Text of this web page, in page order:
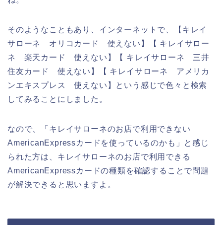
そのようなこともあり、インターネットで、【キレイ
サローネ オリコカード 使えない】【 キレイサロー
ネ 楽天カード 使えない】【 キレイサローネ 三井
住友カード 使えない】【 キレイサローネ アメリカ
ンエキスプレス 使えない】という感じで色々と検索
してみることにしました。
なので、「キレイサローネのお店で利用できない
AmericanExpressカードを使っているのかも」と感じ
られた方は、キレイサローネのお店で利用できる
AmericanExpressカードの種類を確認することで問題
が解決できると思いますよ。